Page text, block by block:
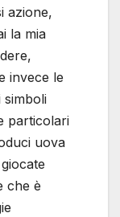
azione,
la mia
invece le
particolari
uova
che è